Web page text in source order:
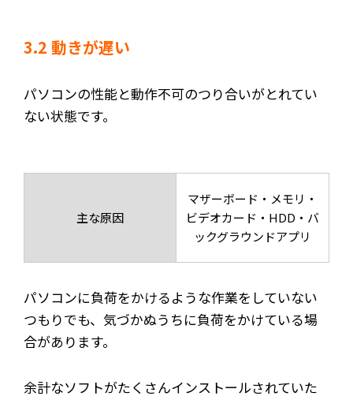
3.2 動きが遅い
パソコンの性能と動作不可のつり合いがとれてい
ない状態です。
主な原因
マザーボード・メモリ・
ビデオカード・HDD・バ
ックグラウンドアプリ
パソコンに負荷をかけるような作業をしていない
つもりでも、気づかぬうちに負荷をかけている場
合があります。
余計なソフトがたくさんインストールされていた